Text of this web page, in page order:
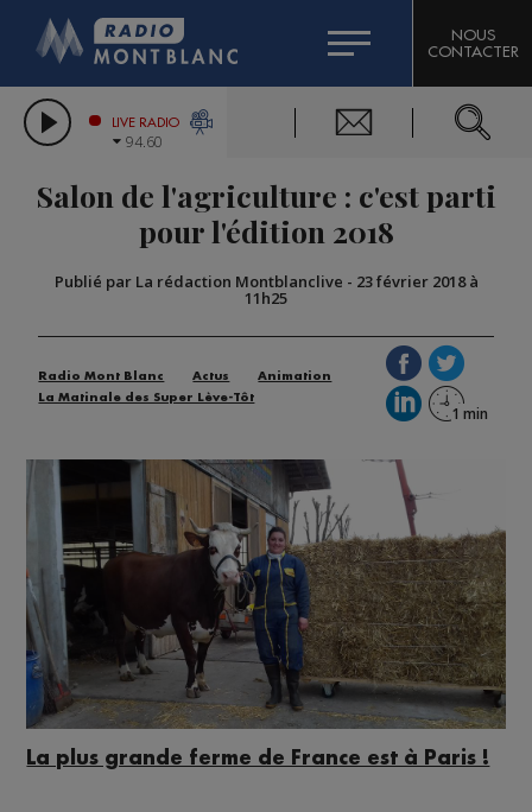
LES CHRONIQUES DE L'EXPERT
CITIZEN MACHINERY
GRAND MASSIF DOMAINES SKIABLES
BIGARD
COMPAGNIE DU MONT-BLANC
NOUS
CONTACTER
LIVE RADIO
94.60
Salon de l'agriculture : c'est parti
pour l'édition 2018
Publié par La rédaction Montblanclive - 23 février 2018 à
11h25
Radio Mont Blanc Actus
Animation
La Matinale des Super Lève-Tôt
La plus grande ferme de France est à Paris !